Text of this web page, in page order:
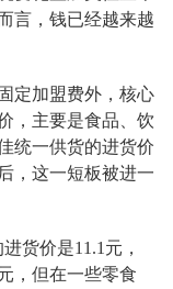
言，钱已经越来越
定加盟费外，核心
，主要是食品、饮
统一供货的进货价
，这一短板被进一
货价是11.1元，
，但在一些零食